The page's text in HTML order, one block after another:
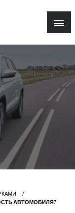
АВТОМОБИЛЯ?